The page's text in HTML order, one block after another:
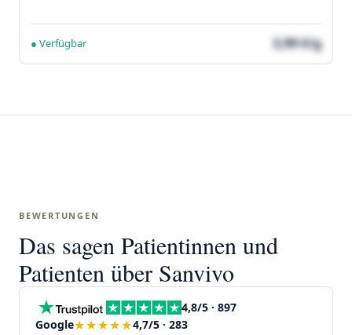
● Verfügbar 3,99 €/g
BEWERTUNGEN
Das sagen Patientinnen und
Patienten über Sanvivo
4,8/5 · 897
Google★★★★★4,7/5 · 283